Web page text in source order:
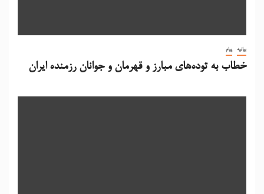
بیانیه پیام
خطاب به توده‌های مبارز و قهرمان و جوانان رزمنده ایران